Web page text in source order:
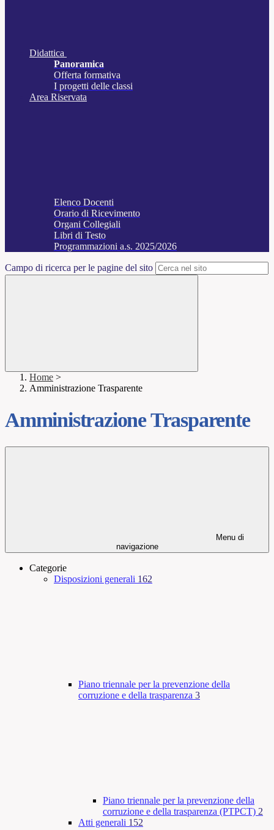
Didattica
Panoramica
Offerta formativa
I progetti delle classi
Area Riservata
Elenco Docenti
Orario di Ricevimento
Organi Collegiali
Libri di Testo
Programmazioni a.s. 2025/2026
Campo di ricerca per le pagine del sito
Home >
Amministrazione Trasparente
Amministrazione Trasparente
Menu di
navigazione
Categorie
Disposizioni generali 162
Piano triennale per la prevenzione della
corruzione e della trasparenza 3
Piano triennale per la prevenzione della
corruzione e della trasparenza (PTPCT) 2
Atti generali 152